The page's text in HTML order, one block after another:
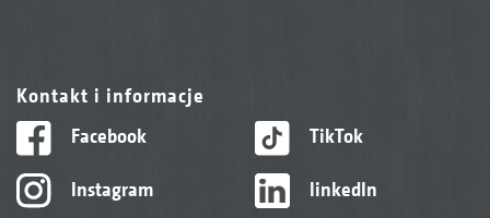
Kontakt i informacje
Facebook
Instagram
TikTok
linkedIn